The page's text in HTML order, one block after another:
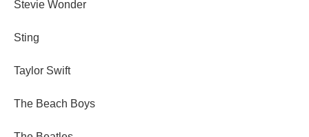
Stevie Wonder
Sting
Taylor Swift
The Beach Boys